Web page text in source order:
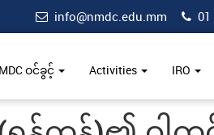
info@nmdc.edu.mm 01
ဝင်ခွင့် Activities IRO